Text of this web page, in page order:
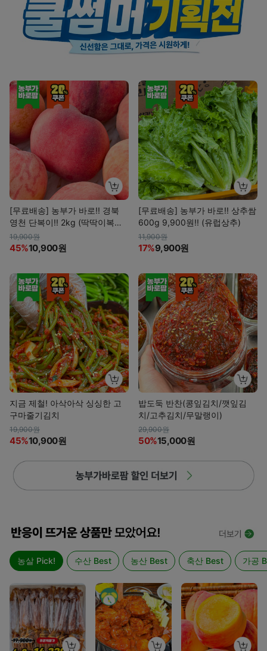
[무료배송] 농부가 바로!! 경북
영천 단복이!! 2kg (딱딱이복숭
아)
19,900원
45%10,900원
[무료배송] 농부가 바로!! 상추쌈
600g 9,900원!! (유럽상추)
11,900원
17%9,900원
지금 제철! 아삭아삭 싱싱한 고
구마줄기김치
19,900원
45%10,900원
밥도둑 반찬(콩잎김치/깻잎김
치/고추김치/무말랭이)
29,900원
50%15,000원
농살 Pick! 수산 Best 농산 Best 축산 Best 가공